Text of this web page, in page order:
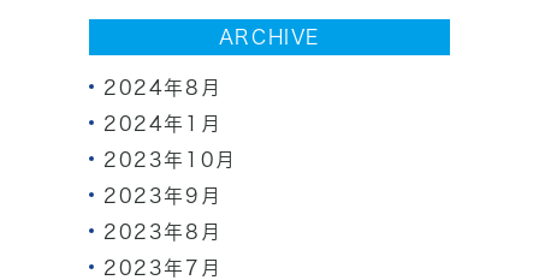
ARCHIVE
2024年8月
2024年1月
2023年10月
2023年9月
2023年8月
2023年7月